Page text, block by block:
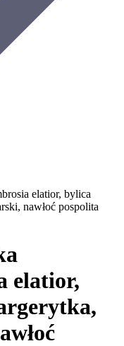
elatior, bylica
nawłoć pospolita
elatior,